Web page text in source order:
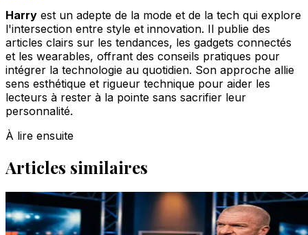
Harry est un adepte de la mode et de la tech qui explore
l'intersection entre style et innovation. Il publie des
articles clairs sur les tendances, les gadgets connectés
et les wearables, offrant des conseils pratiques pour
intégrer la technologie au quotidien. Son approche allie
sens esthétique et rigueur technique pour aider les
lecteurs à rester à la pointe sans sacrifier leur
personnalité.
À lire ensuite
Articles similaires